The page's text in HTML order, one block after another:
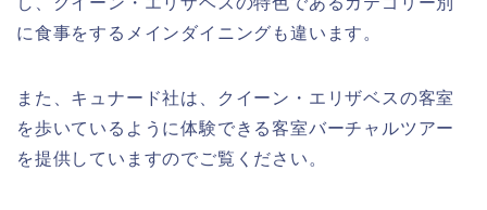
に食事をするメインダイニングも違います。
また、キュナード社は、クイーン・エリザベスの客室
を歩いているように体験できる客室バーチャルツアー
を提供していますのでご覧ください。